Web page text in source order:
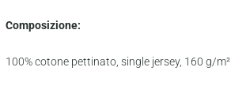
Composizione:
100% cotone pettinato, single jersey, 160 g/m².